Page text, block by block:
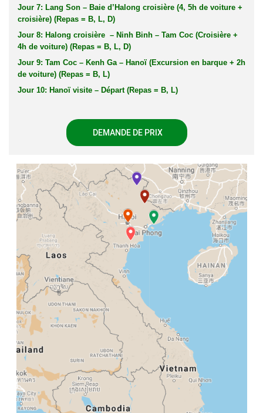
Jour 7: Lang Son – Baie d’Halong croisière (4, 5h de voiture +
croisière) (Repas = B, L, D)
Jour 8: Halong croisière – Ninh Binh – Tam Coc (Croisière +
4h de voiture) (Repas = B, L, D)
Jour 9: Tam Coc – Kenh Ga – Hanoï (Excursion en barque + 2h
de voiture) (Repas = B, L)
Jour 10: Hanoï visite – Départ (Repas = B, L)
DEMANDE DE PRIX